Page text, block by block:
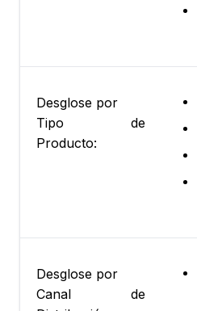
Desglose por
Tipo de
Producto:
Desglose por
Canal de